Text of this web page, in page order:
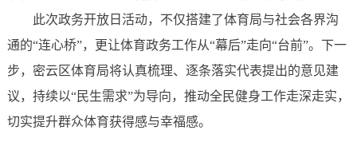
此次政务开放日活动，不仅搭建了体育局与社会各界沟
通的“连心桥”，更让体育政务工作从“幕后”走向“台前”。下一
步，密云区体育局将认真梳理、逐条落实代表提出的意见建
议，持续以“民生需求”为导向，推动全民健身工作走深走实，
切实提升群众体育获得感与幸福感。